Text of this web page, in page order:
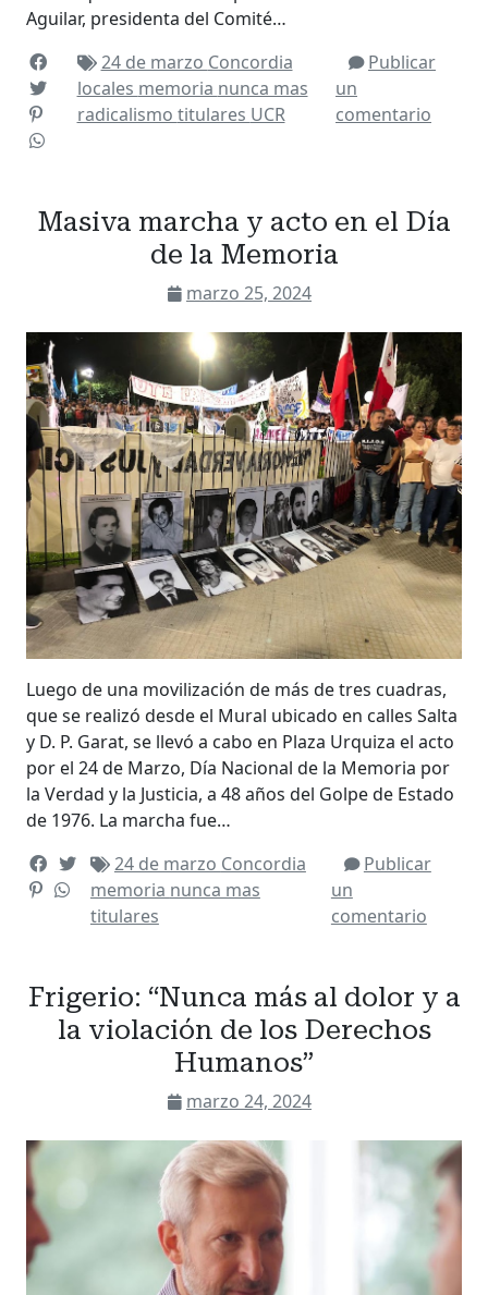
Aguilar, presidenta del Comité…
24 de marzo Concordia
locales memoria nunca mas
radicalismo titulares UCR
Publicar
un
comentario
Masiva marcha y acto en el Día
de la Memoria
marzo 25, 2024
Luego de una movilización de más de tres cuadras,
que se realizó desde el Mural ubicado en calles Salta
y D. P. Garat, se llevó a cabo en Plaza Urquiza el acto
por el 24 de Marzo, Día Nacional de la Memoria por
la Verdad y la Justicia, a 48 años del Golpe de Estado
de 1976. La marcha fue…
24 de marzo Concordia
memoria nunca mas
titulares
Publicar
un
comentario
Frigerio: “Nunca más al dolor y a
la violación de los Derechos
Humanos”
marzo 24, 2024